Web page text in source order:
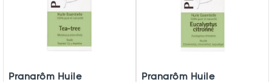
Pranarôm Huile
Pranarôm Huile